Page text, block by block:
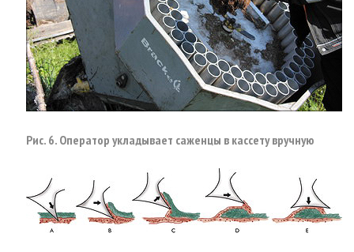
Рис. 6. Оператор укладывает саженцы в кассету вручную